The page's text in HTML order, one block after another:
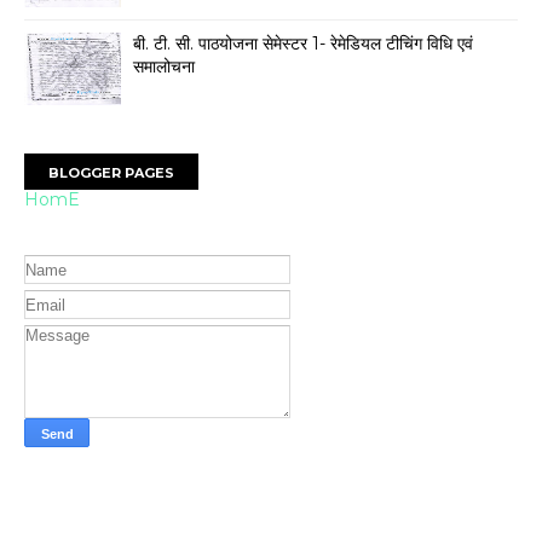
बी. टी. सी. पाठयोजना सेमेस्टर 1- रेमेडियल टीचिंग विधि एवं
समालोचना
BLOGGER PAGES
HomE